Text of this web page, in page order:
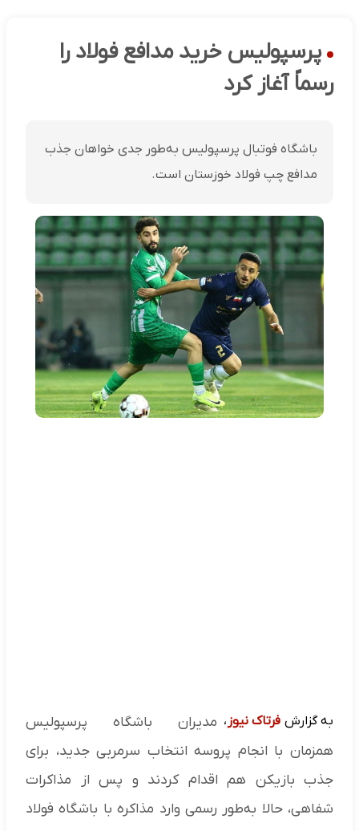
پرسپولیس خرید مدافع فولاد را
رسماً آغاز کرد
باشگاه فوتبال پرسپولیس به‌طور جدی خواهان جذب
مدافع چپ فولاد خوزستان است.
به گزارش فرتاک نیوز ، مدیران باشگاه پرسپولیس
همزمان با انجام پروسه انتخاب سرمربی جدید، برای
جذب بازیکن هم اقدام کردند و پس از مذاکرات
شفاهی، حالا به‌طور رسمی وارد مذاکره با باشگاه فولاد